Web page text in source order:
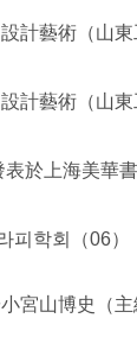
計藝術（山東
計藝術（山東
於上海美華
학회（06）
宮山博史（